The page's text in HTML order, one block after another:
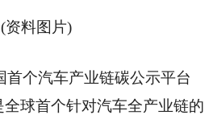
(资料图片)
首个汽车产业链碳公示平台
球首个针对汽车全产业链的